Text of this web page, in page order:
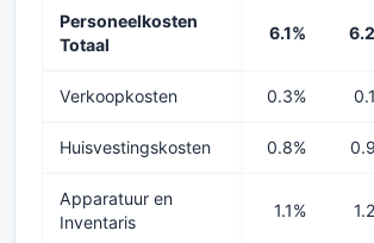
Personeelkosten
Totaal
6.1%
Verkoopkosten 0.3%
Huisvestingskosten 0.8%
Apparatuur en
Inventaris
1.1%